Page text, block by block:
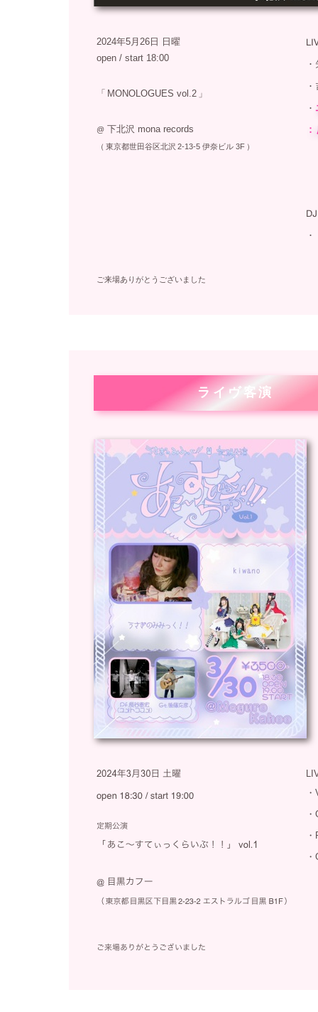
2024年5月26日 日曜
open / start 18:00
「 MONOLOGUES vol.2 」
@ 下北沢 mona records
（ 東京都世田谷区北沢 2-13-5 伊奈ビル 3F ）
ご来場ありがとうございました
・
・
・
・
ライヴ客演